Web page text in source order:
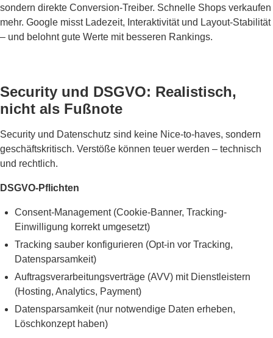
sondern direkte Conversion-Treiber. Schnelle Shops verkaufen
mehr. Google misst Ladezeit, Interaktivität und Layout-Stabilität
– und belohnt gute Werte mit besseren Rankings.
Security und DSGVO: Realistisch,
nicht als Fußnote
Security und Datenschutz sind keine Nice-to-haves, sondern
geschäftskritisch. Verstöße können teuer werden – technisch
und rechtlich.
DSGVO-Pflichten
Consent-Management (Cookie-Banner, Tracking-
Einwilligung korrekt umgesetzt)
Tracking sauber konfigurieren (Opt-in vor Tracking,
Datensparsamkeit)
Auftragsverarbeitungsverträge (AVV) mit Dienstleistern
(Hosting, Analytics, Payment)
Datensparsamkeit (nur notwendige Daten erheben,
Löschkonzept haben)